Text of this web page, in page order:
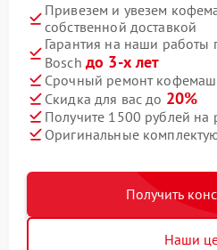
Привезем и увезем
собственной доставкой
Гарантия на наши
Bosch до 3-х лет
Срочный ремонт
Скидка для вас до 20%
Получите 1500 рублей на
Оригинальные
Получить
Наши